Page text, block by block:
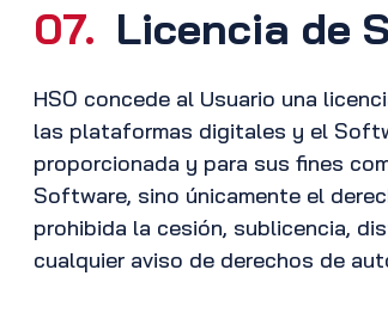
07. Licencia de
HSO concede al Usuario una
las plataformas digitales y el
proporcionada y para sus fines
Software, sino únicamente el
prohibida la cesión, sublicencia,
cualquier aviso de derechos de